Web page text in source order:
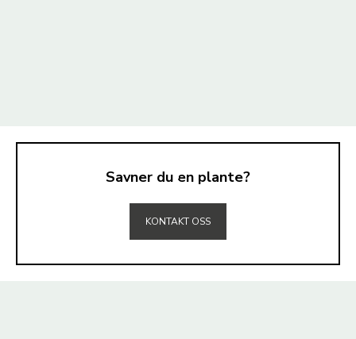
Savner du en plante?
KONTAKT OSS